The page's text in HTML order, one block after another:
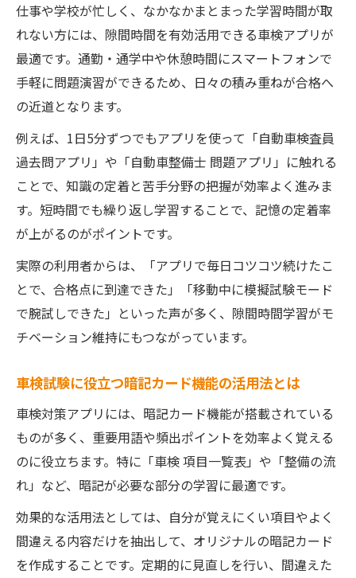
仕事や学校が忙しく、なかなかまとまった学習時間が取
れない方には、隙間時間を有効活用できる車検アプリが
最適です。通勤・通学中や休憩時間にスマートフォンで
手軽に問題演習ができるため、日々の積み重ねが合格へ
の近道となります。
例えば、1日5分ずつでもアプリを使って「自動車検査員
過去問アプリ」や「自動車整備士 問題アプリ」に触れる
ことで、知識の定着と苦手分野の把握が効率よく進みま
す。短時間でも繰り返し学習することで、記憶の定着率
が上がるのがポイントです。
実際の利用者からは、「アプリで毎日コツコツ続けたこ
とで、合格点に到達できた」「移動中に模擬試験モード
で腕試しできた」といった声が多く、隙間時間学習がモ
チベーション維持にもつながっています。
車検試験に役立つ暗記カード機能の活用法とは
車検対策アプリには、暗記カード機能が搭載されている
ものが多く、重要用語や頻出ポイントを効率よく覚える
のに役立ちます。特に「車検 項目一覧表」や「整備の流
れ」など、暗記が必要な部分の学習に最適です。
効果的な活用法としては、自分が覚えにくい項目やよく
間違える内容だけを抽出して、オリジナルの暗記カード
を作成することです。定期的に見直しを行い、間違えた